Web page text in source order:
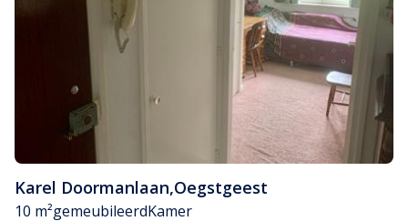
Karel Doormanlaan,Oegstgeest
10 m²gemeubileerdKamer